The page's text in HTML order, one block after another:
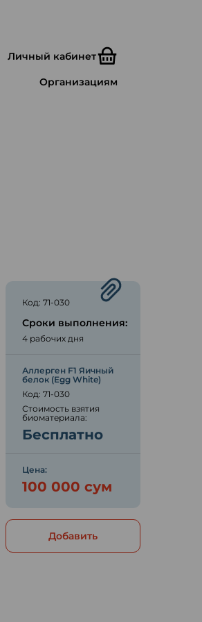
Личный кабинет
Организациям
Код: 71-030
Сроки выполнения:
4 рабочих дня
Аллерген F1 Яичный
белок (Egg White)
Код: 71-030
Стоимость взятия
биоматериала:
Бесплатно
Цена:
100 000 сум
Добавить